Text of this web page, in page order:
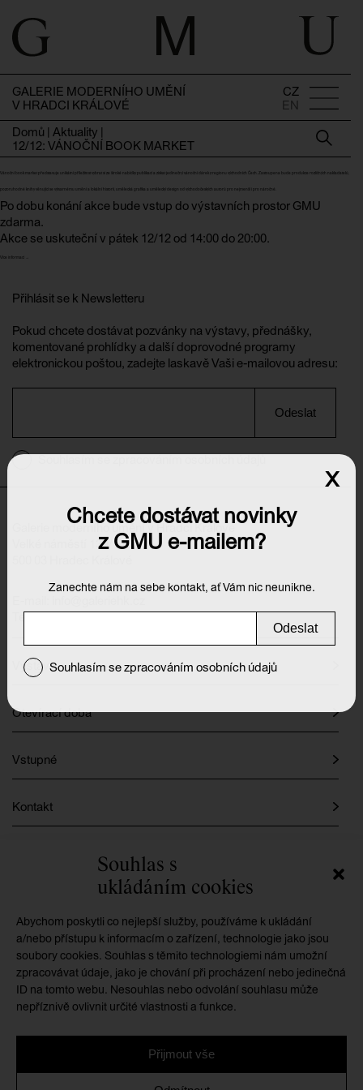
Souhlas s
ukládáním cookies
Abychom poskytli co nejlepší služby, používáme k ukládání
a/nebo přístupu k informacím o zařízení, technologie jako jsou
soubory cookies. Souhlas s těmito technologiemi nám umožní
zpracovávat údaje, jako je chování při procházení nebo jedinečná
ID na tomto webu. Nesouhlas nebo odvolání souhlasu může
nepříznivě ovlivnit určité vlastnosti a funkce.
Přijmout vše
GALERIE MODERNÍHO UMĚNÍ
V HRADCI KRÁLOVÉ
CZ
EN
Domů | Aktuality |
12/12: VÁNOČNÍ BOOK MARKET
Vánoční book market představuje unikátní příležitost vybrat si ze široké nabídky publikací a získat jedinečný vánoční dárek z regionu východních Čech. Zastoupena bude produkce rozličných nakladatelů,
pozoruhodné knihy věnující se výtvarnému umění a lokální historii, umělecká grafika a umělecký design od východočeských autorů pro nejmenší i pro náročné.
Po dobu konání akce bude vstup do výstavních prostor GMU
zdarma.
Akce se uskuteční v pátek 12/12 od 14:00 do 20:00.
Více informací →
Přihlásit se k Newsletteru
Pokud chcete dostávat pozvánky na výstavy, přednášky,
komentované prohlídky a další doprovodné programy
elektronickou poštou, zadejte laskavě Vaši e-mailovou adresu:
Odeslat
Galerie moderního umění v Hradci Králové
Velké náměstí 139/140
Tel.: 495 512 538
Výstavy
Otevírací doba
Vstupné
Kontakt
GMU je příspěvkovou organizací zřizovanou
Královéhradeckým krajem
Zásady cookies
Chcete dostávat novinky
z GMU e-mailem?
Zanechte nám na sebe kontakt, ať Vám nic neunikne.
Odeslat
Souhlasím se zpracováním osobních údajů
x